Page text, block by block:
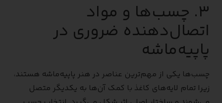
۳. چسب‌ها و مواد
اتصال‌دهنده ضروری در
پاپیه‌ماشه
چسب‌ها یکی از مهم‌ترین عناصر در هنر پاپیه‌ماشه هستند،
زیرا تمام لایه‌های کاغذ با کمک آن‌ها به یکدیگر متصل